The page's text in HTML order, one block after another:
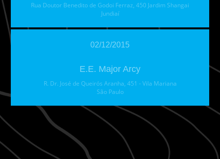
Rua Doutor Benedito de Godoi Ferraz, 450 Jardim Shangai
Jundiaí
02/12/2015
E.E. Major Arcy
R. Dr. José de Queirós Aranha, 451 - Vila Mariana
São Paulo